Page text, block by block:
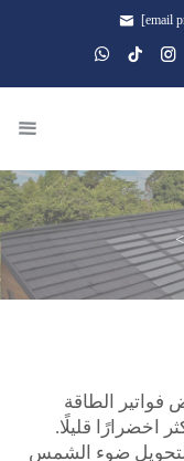
[email
فواتير الطاقة
اخضرارًا قليلًا.
لتحويل ضوء الشمس